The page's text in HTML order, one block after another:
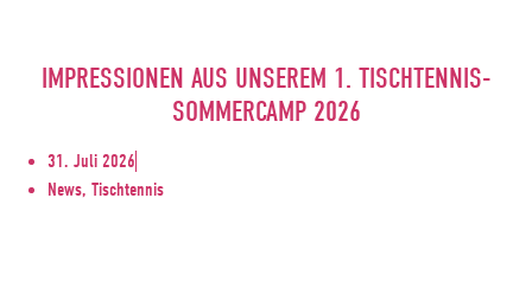
IMPRESSIONEN AUS UNSEREM 1. TISCHTENNIS-
SOMMERCAMP 2026
31. Juli 2026
News, Tischtennis